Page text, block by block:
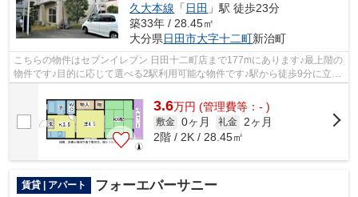
久大本線 「 日田 」駅 徒歩23分
築33年 / 28.45㎡
大分県日田市大字十二町新治町
こちらの物件はセブンイレブン 日田十二町店まで177mにあります♪最上階の
物件です♪目的に応じて選べる2駅利用可能な物件です♪駅から徒歩9分に立地
する物件です♪いち早くご希望の条件か...
3.6万円 (管理費等：- )
敷金 0ヶ月 礼金
2ヶ月
2階 / 2K / 28.45㎡
賃貸 | アパート フォーエバーサニー